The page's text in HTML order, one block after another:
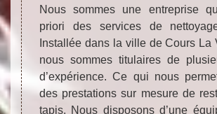
Nous sommes une entreprise
priori des services de
Installée dans la ville de Cours La
nous sommes titulaires de
d’expérience. Ce qui nous
des prestations sur mesure de
tapis. Nous disposons d’une